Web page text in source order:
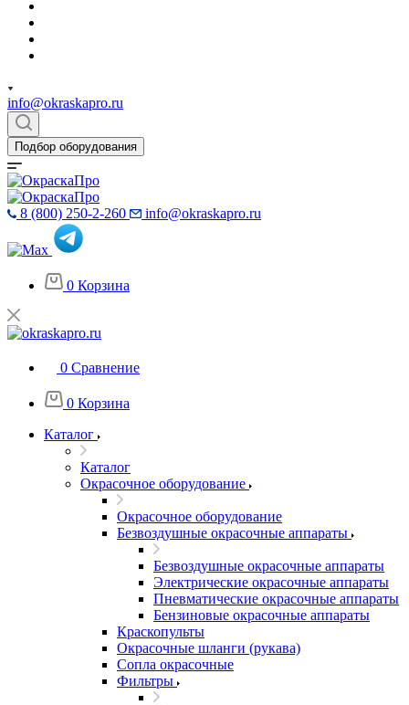
info@okraskapro.ru
Подбор оборудования
8 (800) 250-2-260 info@okraskapro.ru
0 Корзина
0 Сравнение
0 Корзина
Каталог
Каталог
Окрасочное оборудование
Окрасочное оборудование
Безвоздушные окрасочные аппараты
Безвоздушные окрасочные аппараты
Электрические окрасочные аппараты
Пневматические окрасочные аппараты
Бензиновые окрасочные аппараты
Краскопульты
Окрасочные шланги (рукава)
Сопла окрасочные
Фильтры